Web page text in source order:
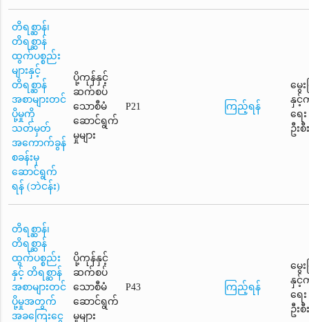
တိရစ္ဆာန်၊
တိရစ္ဆာန်
ထွက်ပစ္စည်း
များနှင့်
တိရစ္ဆာန်
အစာများတင်
ပို့မှုကို
သတ်မှတ်
အကောက်ခွန်
စခန်းမှ
ဆောင်ရွက်
ရန် (ဘဲငန်း)
ပို့ကုန်နှင့်
ဆက်စပ်
သောစီမံ
ဆောင်ရွက်
မှုများ
P21 ကြည့်ရန်
မွေး
နှ
ရေး
ဦးစီ
တိရစ္ဆာန်၊
တိရစ္ဆာန်
ထွက်ပစ္စည်း
နှင့် တိရစ္ဆာန်
အစာများတင်
ပို့မှုအတွက်
အခကြေးငွေ
ပို့ကုန်နှင့်
ဆက်စပ်
သောစီမံ
ဆောင်ရွက်
မှုများ
P43 ကြည့်ရန်
မွေး
နှ
ရေး
ဦးစီ